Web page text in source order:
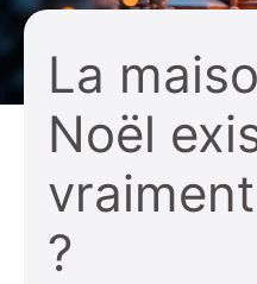
La
Noël
?